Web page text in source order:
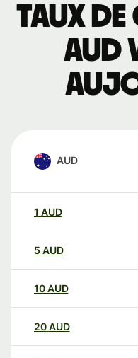
Taux
AUD
AUD
1 AUD
5 AUD
10AUD
20AUD